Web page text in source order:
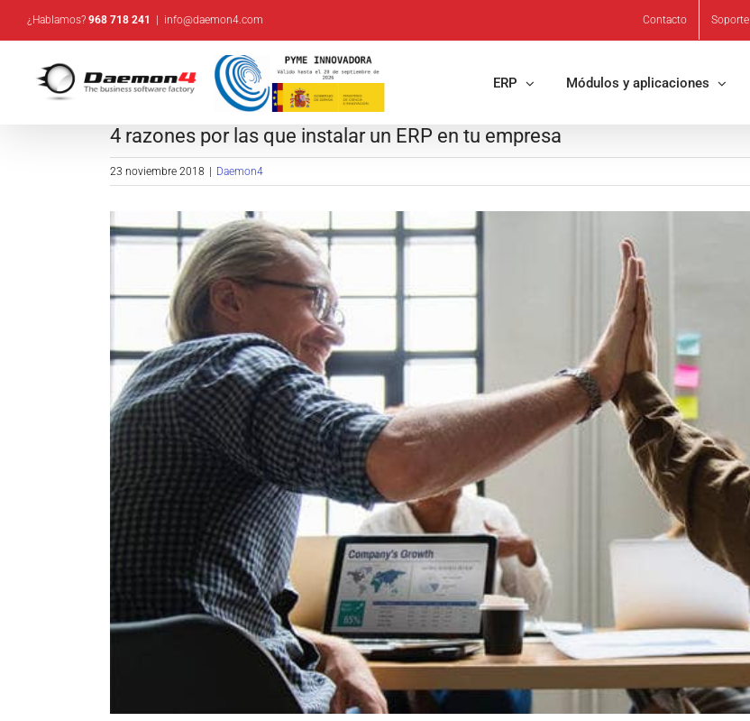
Saltar
al
contenido
¿Hablamos? 968 718 241 info@daemon4.com Contacto Soporte
ERP Módulos y aplicaciones
4 razones por las que instalar un ERP en tu empresa
23 noviembre 2018 Daemon4
Ver
imagen
grande